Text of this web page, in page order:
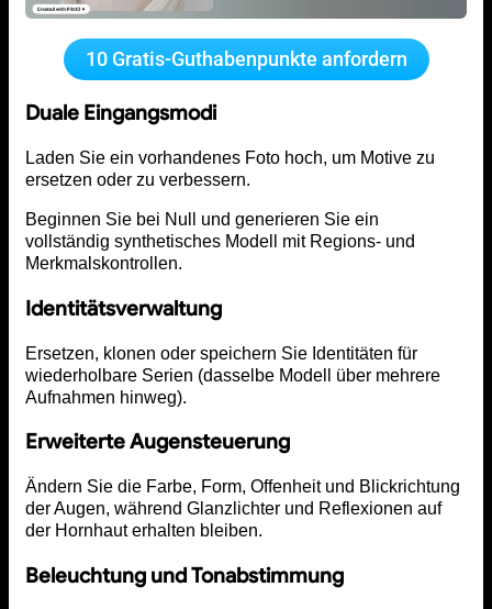
10 Gratis-Guthabenpunkte anfordern
Duale Eingangsmodi
Laden Sie ein vorhandenes Foto hoch, um Motive zu
ersetzen oder zu verbessern.
Beginnen Sie bei Null und generieren Sie ein
vollständig synthetisches Modell mit Regions- und
Merkmalskontrollen.
Identitätsverwaltung
Ersetzen, klonen oder speichern Sie Identitäten für
wiederholbare Serien (dasselbe Modell über mehrere
Aufnahmen hinweg).
Erweiterte Augensteuerung
Ändern Sie die Farbe, Form, Offenheit und Blickrichtung
der Augen, während Glanzlichter und Reflexionen auf
der Hornhaut erhalten bleiben.
Beleuchtung und Tonabstimmung